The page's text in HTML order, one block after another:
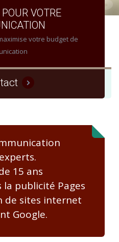
VOTRE
votre budget de
15 ans
publicité Pages
de sites internet
Google.